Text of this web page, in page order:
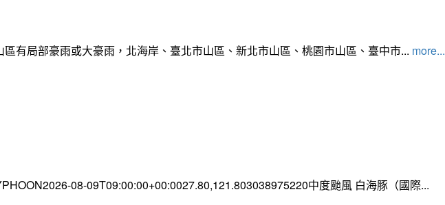
有局部豪雨或大豪雨，北海岸、臺北市山區、新北市山區、桃園市山區、臺中市... more...
08-09T09:00:00+00:0027.80,121.803038975220中度颱風 白海豚（國際...